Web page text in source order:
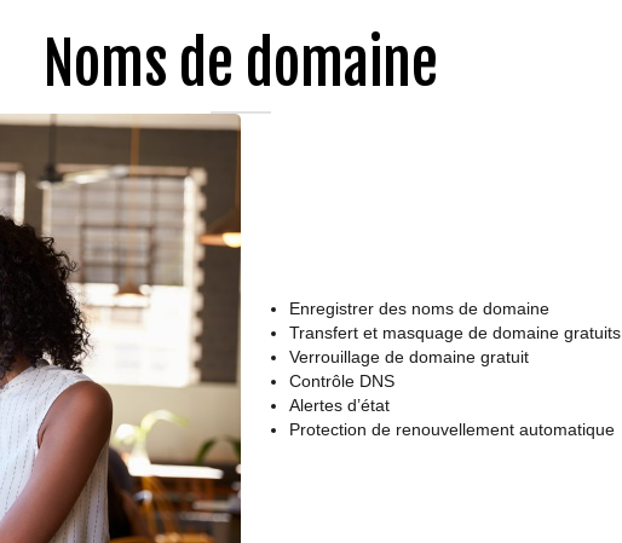
Noms de domaine
Enregistrer des noms de domaine
Transfert et masquage de domaine gratuits
Verrouillage de domaine gratuit
Contrôle DNS
Alertes d’état
Protection de renouvellement automatique